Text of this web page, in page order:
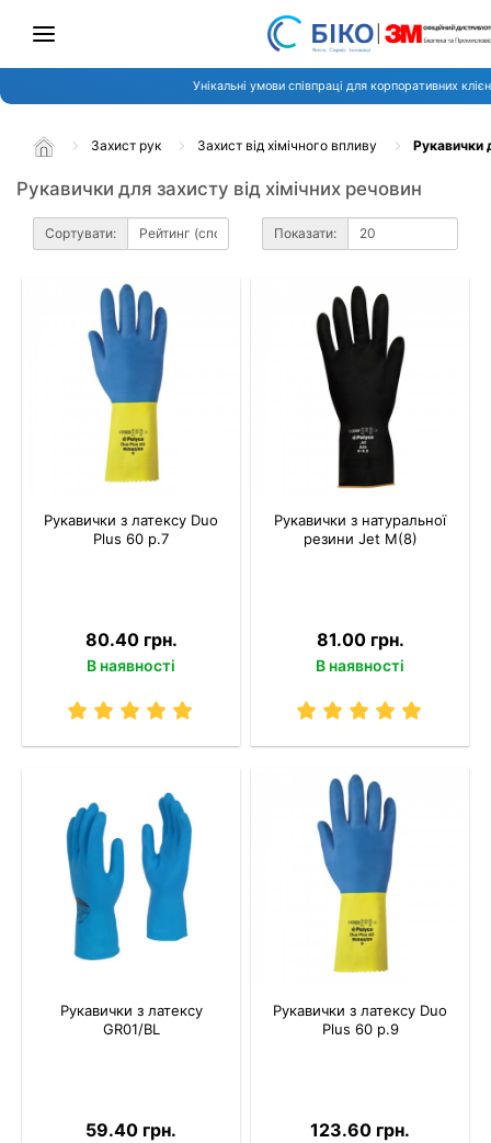
Унікальні умови співпраці для корпоративних
Захист рук Захист від хімічного впливу Рукавички
Рукавички для захисту від хімічних речовин
Сортувати: Показати:
Рукавички з латексу Duo
Plus 60 р.7
80.40 грн.
В наявності
Рукавички з натуральної
резини Jet M(8)
81.00 грн.
В наявності
Рукавички з латексу
GR01/BL
59.40 грн.
Рукавички з латексу Duo
Plus 60 р.9
123.60 грн.